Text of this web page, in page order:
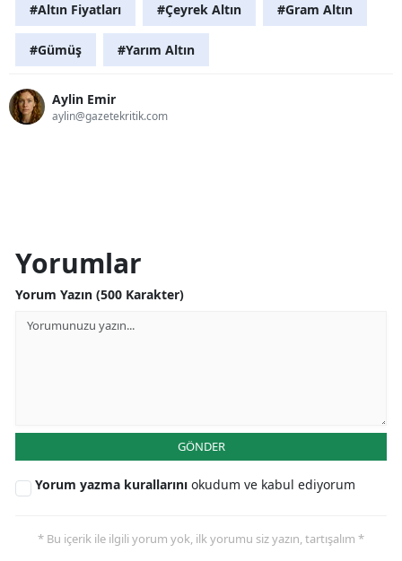
#Altın Fiyatları #Çeyrek Altın #Gram Altın
#Gümüş #Yarım Altın
Aylin Emir
aylin@gazetekritik.com
Yorumlar
Yorum Yazın (500 Karakter)
GÖNDER
Yorum yazma kurallarını okudum ve kabul ediyorum
* Bu içerik ile ilgili yorum yok, ilk yorumu siz yazın, tartışalım *